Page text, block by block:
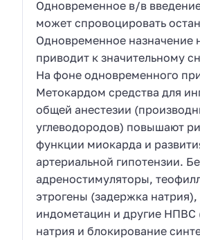
Одновременное в/в
может спровоцировать
Одновременное назначение
приводит к значительному
На фоне одновременного
Метокардом средства для
общей анестезии
углеводородов) повышают
функции миокарда и
артериальной гипотензии.
адреностимуляторы,
этрогены (задержка натрия),
индометацин и другие НПВС
натрия и блокирование